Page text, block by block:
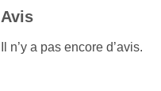
Avis
Il n’y a pas encore d’avis.